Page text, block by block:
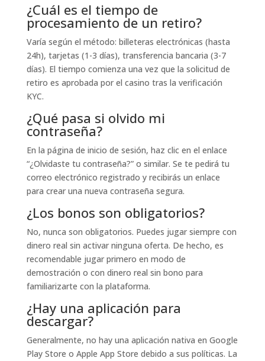
¿Cuál es el tiempo de
procesamiento de un retiro?
Varía según el método: billeteras electrónicas (hasta
24h), tarjetas (1-3 días), transferencia bancaria (3-7
días). El tiempo comienza una vez que la solicitud de
retiro es aprobada por el casino tras la verificación
KYC.
¿Qué pasa si olvido mi
contraseña?
En la página de inicio de sesión, haz clic en el enlace
“¿Olvidaste tu contraseña?” o similar. Se te pedirá tu
correo electrónico registrado y recibirás un enlace
para crear una nueva contraseña segura.
¿Los bonos son obligatorios?
No, nunca son obligatorios. Puedes jugar siempre con
dinero real sin activar ninguna oferta. De hecho, es
recomendable jugar primero en modo de
demostración o con dinero real sin bono para
familiarizarte con la plataforma.
¿Hay una aplicación para
descargar?
Generalmente, no hay una aplicación nativa en Google
Play Store o Apple App Store debido a sus políticas. La